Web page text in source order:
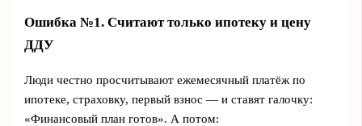
Ошибка №1. Считают только ипотеку и цену
ДДУ
Люди честно просчитывают ежемесячный платёж по
ипотеке, страховку, первый взнос — и ставят галочку:
«Финансовый план готов». А потом: